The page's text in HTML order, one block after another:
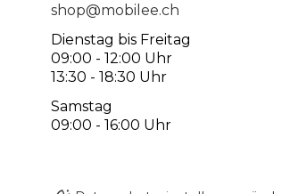
shop@mobilee.ch
Dienstag bis Freitag
09:00 - 12:00 Uhr
13:30 - 18:30 Uhr
Samstag
09:00 - 16:00 Uhr